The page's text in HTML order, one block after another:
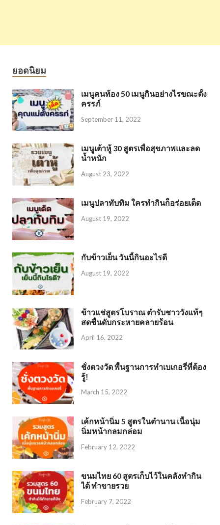
ยอดนิยม
เมนูคนท้อง 50 เมนูกินอย่างไรขณะตั้ง
ครรภ์
September 11, 2022
เมนูเต้าหู้ 30 สูตรเพื่อสุขภาพและลด
น้ำหนัก
August 23, 2022
เมนูปลาทับทิม ใครทำกินก็อร่อยเด็ด
August 19, 2022
กับข้าวเย็น วันนี้กินอะไรดี
August 19, 2022
ข้าวแช่สูตรโบราณ ตำรับชาววังแท้ๆ
สดชื่นดับกระหายคลายร้อน
April 16, 2022
ชั่งตวงวัด พื้นฐานการทำเบเกอรี่ที่ต้อง
รู้!
March 15, 2022
เค้กหน้านิ่ม 5 สูตรในตำนาน เนื้อนุ่ม
นิ่มหน้ากลมกล่อม
February 12, 2022
ขนมไทย 60 สูตรเก็บไว้ในคลังทำกิน
ได้ ทำขายรวย
February 7, 2022